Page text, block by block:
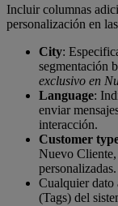
Incluir columnas
personalización en
City:
segmentación
exclusivo en
Language:
enviar
interacción.
Customer
Nuevo
personalizadas.
Cualquier dato
(Tags) del